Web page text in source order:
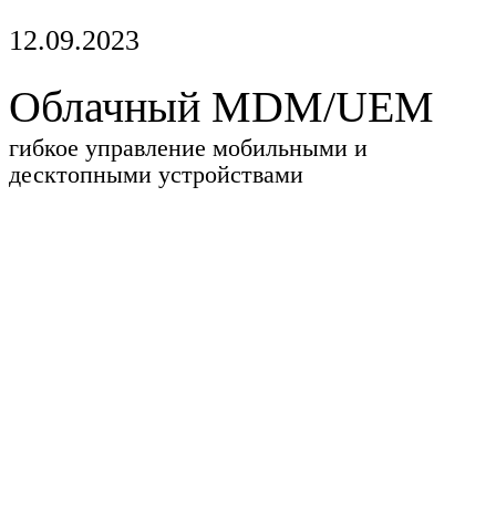
12.09.2023
Облачный MDM/UEM
гибкое управление мобильными и
десктопными устройствами